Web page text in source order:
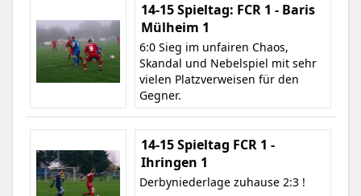
14-15 Spieltag: FCR 1 - Baris
Mülheim 1
6:0 Sieg im unfairen Chaos,
Skandal und Nebelspiel mit sehr
vielen Platzverweisen für den
Gegner.
14-15 Spieltag FCR 1 -
Ihringen 1
Derbyniederlage zuhause 2:3 !